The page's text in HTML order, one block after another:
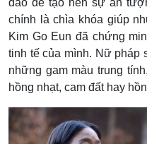
đáo để tạo nên sự ấn
chính là chìa khóa giúp
Kim Go Eun đã chứng
tinh tế của mình. Nữ pháp
những gam màu trung
hồng nhạt, cam đất hay